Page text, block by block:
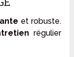
et robuste.
régulier